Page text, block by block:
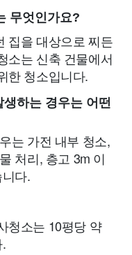
무엇인가요?
집을 대상으로 찌든
소는 신축 건물에서
한 청소입니다.
하는 경우는 어떤
는 가전 내부 청소,
처리, 층고 3m 이
다.
청소는 10평당 약